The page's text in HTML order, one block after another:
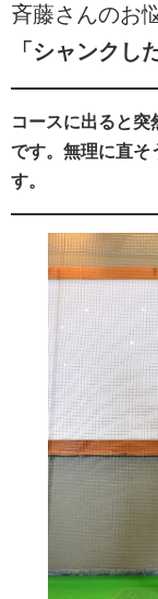
斉藤さんのお
「シャンクし
コースに出ると
です。無理に直そ
す。